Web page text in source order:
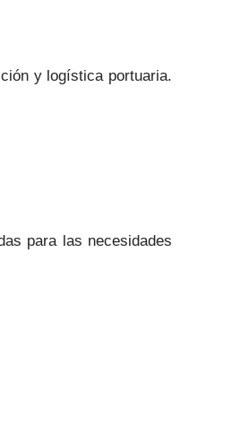
y logística portuaria.
para las necesidades